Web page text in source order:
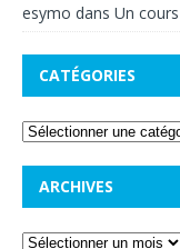
esymo dans Un
CATÉGORIES
ARCHIVES